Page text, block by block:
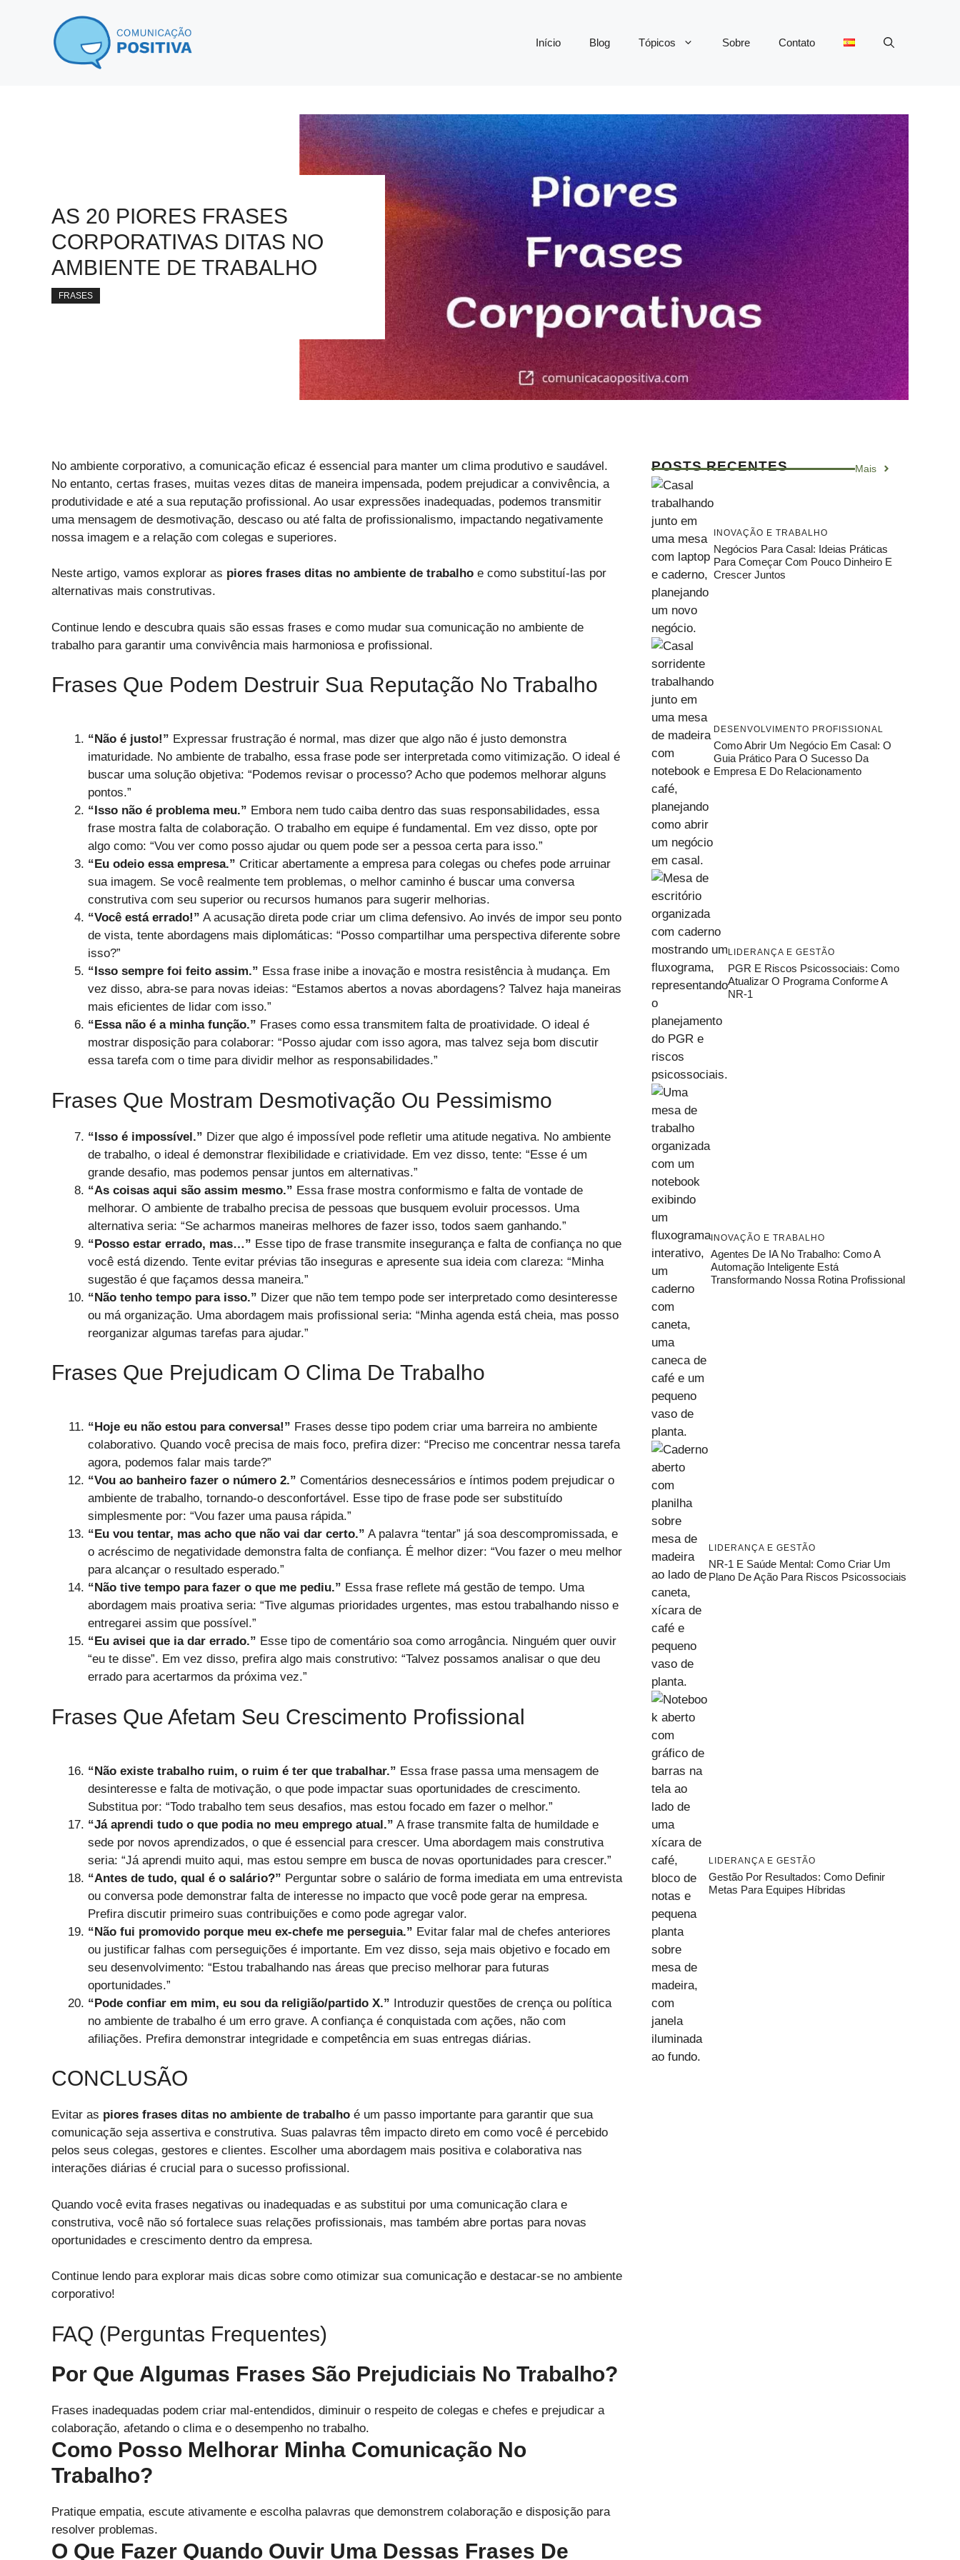
Início Blog Tópicos Sobre Contato
AS 20 PIORES FRASES
CORPORATIVAS DITAS NO
AMBIENTE DE TRABALHO
FRASES
No ambiente corporativo, a comunicação eficaz é essencial para manter um clima produtivo e saudável.
No entanto, certas frases, muitas vezes ditas de maneira impensada, podem prejudicar a convivência, a
produtividade e até a sua reputação profissional. Ao usar expressões inadequadas, podemos transmitir
uma mensagem de desmotivação, descaso ou até falta de profissionalismo, impactando negativamente
nossa imagem e a relação com colegas e superiores.
Neste artigo, vamos explorar as piores frases ditas no ambiente de trabalho e como substituí-las por
alternativas mais construtivas.
Continue lendo e descubra quais são essas frases e como mudar sua comunicação no ambiente de
trabalho para garantir uma convivência mais harmoniosa e profissional.
Frases Que Podem Destruir Sua Reputação No Trabalho
“Não é justo!” Expressar frustração é normal, mas dizer que algo não é justo demonstra
imaturidade. No ambiente de trabalho, essa frase pode ser interpretada como vitimização. O ideal é
buscar uma solução objetiva: “Podemos revisar o processo? Acho que podemos melhorar alguns
pontos.”
“Isso não é problema meu.” Embora nem tudo caiba dentro das suas responsabilidades, essa
frase mostra falta de colaboração. O trabalho em equipe é fundamental. Em vez disso, opte por
algo como: “Vou ver como posso ajudar ou quem pode ser a pessoa certa para isso.”
“Eu odeio essa empresa.” Criticar abertamente a empresa para colegas ou chefes pode arruinar
sua imagem. Se você realmente tem problemas, o melhor caminho é buscar uma conversa
construtiva com seu superior ou recursos humanos para sugerir melhorias.
“Você está errado!” A acusação direta pode criar um clima defensivo. Ao invés de impor seu ponto
de vista, tente abordagens mais diplomáticas: “Posso compartilhar uma perspectiva diferente sobre
isso?”
“Isso sempre foi feito assim.” Essa frase inibe a inovação e mostra resistência à mudança. Em
vez disso, abra-se para novas ideias: “Estamos abertos a novas abordagens? Talvez haja maneiras
mais eficientes de lidar com isso.”
“Essa não é a minha função.” Frases como essa transmitem falta de proatividade. O ideal é
mostrar disposição para colaborar: “Posso ajudar com isso agora, mas talvez seja bom discutir
essa tarefa com o time para dividir melhor as responsabilidades.”
Frases Que Mostram Desmotivação Ou Pessimismo
“Isso é impossível.” Dizer que algo é impossível pode refletir uma atitude negativa. No ambiente
de trabalho, o ideal é demonstrar flexibilidade e criatividade. Em vez disso, tente: “Esse é um
grande desafio, mas podemos pensar juntos em alternativas.”
“As coisas aqui são assim mesmo.” Essa frase mostra conformismo e falta de vontade de
melhorar. O ambiente de trabalho precisa de pessoas que busquem evoluir processos. Uma
alternativa seria: “Se acharmos maneiras melhores de fazer isso, todos saem ganhando.”
“Posso estar errado, mas…” Esse tipo de frase transmite insegurança e falta de confiança no que
você está dizendo. Tente evitar prévias tão inseguras e apresente sua ideia com clareza: “Minha
sugestão é que façamos dessa maneira.”
“Não tenho tempo para isso.” Dizer que não tem tempo pode ser interpretado como desinteresse
ou má organização. Uma abordagem mais profissional seria: “Minha agenda está cheia, mas posso
reorganizar algumas tarefas para ajudar.”
Frases Que Prejudicam O Clima De Trabalho
“Hoje eu não estou para conversa!” Frases desse tipo podem criar uma barreira no ambiente
colaborativo. Quando você precisa de mais foco, prefira dizer: “Preciso me concentrar nessa tarefa
agora, podemos falar mais tarde?”
“Vou ao banheiro fazer o número 2.” Comentários desnecessários e íntimos podem prejudicar o
ambiente de trabalho, tornando-o desconfortável. Esse tipo de frase pode ser substituído
simplesmente por: “Vou fazer uma pausa rápida.”
“Eu vou tentar, mas acho que não vai dar certo.” A palavra “tentar” já soa descompromissada, e
o acréscimo de negatividade demonstra falta de confiança. É melhor dizer: “Vou fazer o meu melhor
para alcançar o resultado esperado.”
“Não tive tempo para fazer o que me pediu.” Essa frase reflete má gestão de tempo. Uma
abordagem mais proativa seria: “Tive algumas prioridades urgentes, mas estou trabalhando nisso e
entregarei assim que possível.”
“Eu avisei que ia dar errado.” Esse tipo de comentário soa como arrogância. Ninguém quer ouvir
“eu te disse”. Em vez disso, prefira algo mais construtivo: “Talvez possamos analisar o que deu
errado para acertarmos da próxima vez.”
Frases Que Afetam Seu Crescimento Profissional
“Não existe trabalho ruim, o ruim é ter que trabalhar.” Essa frase passa uma mensagem de
desinteresse e falta de motivação, o que pode impactar suas oportunidades de crescimento.
Substitua por: “Todo trabalho tem seus desafios, mas estou focado em fazer o melhor.”
“Já aprendi tudo o que podia no meu emprego atual.” A frase transmite falta de humildade e
sede por novos aprendizados, o que é essencial para crescer. Uma abordagem mais construtiva
seria: “Já aprendi muito aqui, mas estou sempre em busca de novas oportunidades para crescer.”
“Antes de tudo, qual é o salário?” Perguntar sobre o salário de forma imediata em uma entrevista
ou conversa pode demonstrar falta de interesse no impacto que você pode gerar na empresa.
Prefira discutir primeiro suas contribuições e como pode agregar valor.
“Não fui promovido porque meu ex-chefe me perseguia.” Evitar falar mal de chefes anteriores
ou justificar falhas com perseguições é importante. Em vez disso, seja mais objetivo e focado em
seu desenvolvimento: “Estou trabalhando nas áreas que preciso melhorar para futuras
oportunidades.”
“Pode confiar em mim, eu sou da religião/partido X.” Introduzir questões de crença ou política
no ambiente de trabalho é um erro grave. A confiança é conquistada com ações, não com
afiliações. Prefira demonstrar integridade e competência em suas entregas diárias.
CONCLUSÃO
Evitar as piores frases ditas no ambiente de trabalho é um passo importante para garantir que sua
comunicação seja assertiva e construtiva. Suas palavras têm impacto direto em como você é percebido
pelos seus colegas, gestores e clientes. Escolher uma abordagem mais positiva e colaborativa nas
interações diárias é crucial para o sucesso profissional.
Quando você evita frases negativas ou inadequadas e as substitui por uma comunicação clara e
construtiva, você não só fortalece suas relações profissionais, mas também abre portas para novas
oportunidades e crescimento dentro da empresa.
Continue lendo para explorar mais dicas sobre como otimizar sua comunicação e destacar-se no ambiente
corporativo!
FAQ (Perguntas Frequentes)
Por Que Algumas Frases São Prejudiciais No Trabalho?
Frases inadequadas podem criar mal-entendidos, diminuir o respeito de colegas e chefes e prejudicar a
colaboração, afetando o clima e o desempenho no trabalho.
Como Posso Melhorar Minha Comunicação No
Trabalho?
Pratique empatia, escute ativamente e escolha palavras que demonstrem colaboração e disposição para
resolver problemas.
O Que Fazer Quando Ouvir Uma Dessas Frases De
POSTS RECENTES Mais
INOVAÇÃO E TRABALHO
Negócios Para Casal: Ideias Práticas
Para Começar Com Pouco Dinheiro E
Crescer Juntos
DESENVOLVIMENTO PROFISSIONAL
Como Abrir Um Negócio Em Casal: O
Guia Prático Para O Sucesso Da
Empresa E Do Relacionamento
LIDERANÇA E GESTÃO
PGR E Riscos Psicossociais: Como
Atualizar O Programa Conforme A
NR-1
INOVAÇÃO E TRABALHO
Agentes De IA No Trabalho: Como A
Automação Inteligente Está
Transformando Nossa Rotina Profissional
LIDERANÇA E GESTÃO
NR-1 E Saúde Mental: Como Criar Um
Plano De Ação Para Riscos Psicossociais
LIDERANÇA E GESTÃO
Gestão Por Resultados: Como Definir
Metas Para Equipes Híbridas